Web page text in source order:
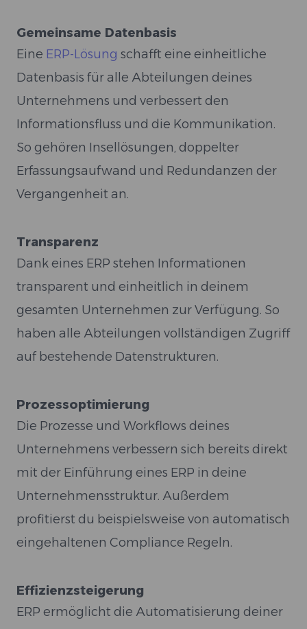
Gemeinsame Datenbasis
Eine ERP-Lösung schafft eine einheitliche
Datenbasis für alle Abteilungen deines
Unternehmens und verbessert den
Informationsfluss und die Kommunikation.
So gehören Insellösungen, doppelter
Erfassungsaufwand und Redundanzen der
Vergangenheit an.
Transparenz
Dank eines ERP stehen Informationen
transparent und einheitlich in deinem
gesamten Unternehmen zur Verfügung. So
haben alle Abteilungen vollständigen Zugriff
auf bestehende Datenstrukturen.
Prozessoptimierung
Die Prozesse und Workflows deines
Unternehmens verbessern sich bereits direkt
mit der Einführung eines ERP in deine
Unternehmensstruktur. Außerdem
profitierst du beispielsweise von automatisch
eingehaltenen Compliance Regeln.
Effizienzsteigerung
ERP ermöglicht die Automatisierung deiner